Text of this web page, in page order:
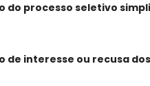
do processo seletivo
de interesse ou recusa